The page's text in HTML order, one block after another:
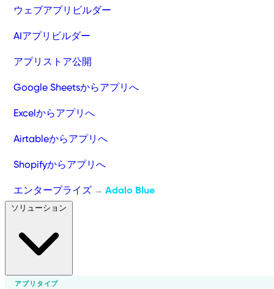
ウェブアプリビルダー
AIアプリビルダー
アプリストア公開
Google Sheetsからアプリへ
Excelからアプリへ
Airtableからアプリへ
Shopifyからアプリへ
エンタープライズ → Adalo Blue
アプリタイプ